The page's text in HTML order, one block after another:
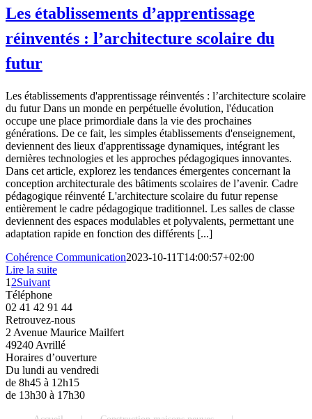
Les établissements d’apprentissage
réinventés : l’architecture scolaire du
futur
Les établissements d'apprentissage réinventés : l’architecture scolaire
du futur Dans un monde en perpétuelle évolution, l'éducation
occupe une place primordiale dans la vie des prochaines
générations. De ce fait, les simples établissements d'enseignement,
deviennent des lieux d'apprentissage dynamiques, intégrant les
dernières technologies et les approches pédagogiques innovantes.
Dans cet article, explorez les tendances émergentes concernant la
conception architecturale des bâtiments scolaires de l’avenir. Cadre
pédagogique réinventé L'architecture scolaire du futur repense
entièrement le cadre pédagogique traditionnel. Les salles de classe
deviennent des espaces modulables et polyvalents, permettant une
adaptation rapide en fonction des différents [...]
Cohérence Communication2023-10-11T14:00:57+02:00
Lire la suite
1 2Suivant
Téléphone
02 41 42 91 44
Retrouvez-nous
2 Avenue Maurice Mailfert
49240 Avrillé
Horaires d’ouverture
Du lundi au vendredi
de 8h45 à 12h15
de 13h30 à 17h30